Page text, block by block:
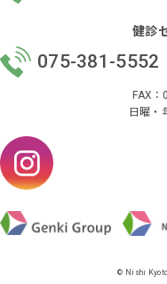
健診
075-381-5552
FAX
日曜・
© Nishi